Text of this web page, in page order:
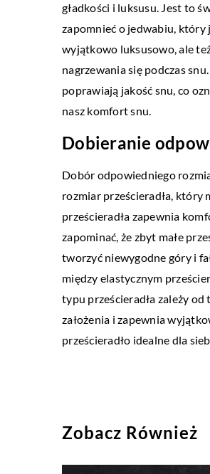
gładkości i luksusu. Jest to
zapomnieć o jedwabiu, który
wyjątkowo luksusowo, ale
nagrzewania się podczas
poprawiają jakość snu, co
nasz komfort snu.
Dobieranie
Dobór odpowiedniego
rozmiar prześcieradła, który
prześcieradła zapewnia
zapominać, że zbyt małe
tworzyć niewygodne góry i
między elastycznym
typu prześcieradła zależy
założenia i zapewnia
prześcieradło idealne dla
Zobacz Również